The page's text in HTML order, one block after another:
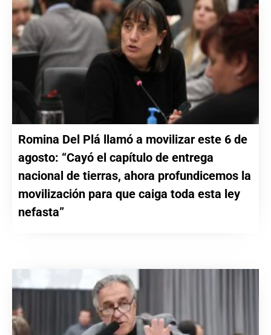
Romina Del Plá llamó a movilizar este 6 de
agosto: “Cayó el capítulo de entrega
nacional de tierras, ahora profundicemos la
movilización para que caiga toda esta ley
nefasta”